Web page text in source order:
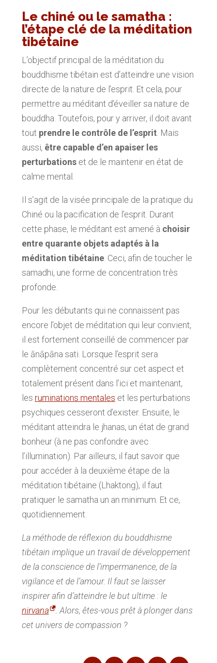
Le chiné ou le samatha :
l’étape clé de la méditation
tibétaine
L’objectif principal de la méditation du
bouddhisme tibétain est d’atteindre une vision
directe de la nature de l’esprit. Et cela, pour
permettre au méditant d’éveiller sa nature de
bouddha. Toutefois, pour y arriver, il doit avant
tout prendre le contrôle de l’esprit. Mais
aussi, être capable d’en apaiser les
perturbations et de le maintenir en état de
calme mental.
Il s’agit de la visée principale de la pratique du
Chiné ou la pacification de l’esprit. Durant
cette phase, le méditant est amené à choisir
entre quarante objets adaptés à la
méditation tibétaine. Ceci, afin de toucher le
samadhi, une forme de concentration très
profonde.
Pour les débutants qui ne connaissent pas
encore l’objet de méditation qui leur convient,
il est fortement conseillé de commencer par
le ānāpāna sati. Lorsque l’esprit sera
complètement concentré sur cet aspect et
totalement présent dans l’ici et maintenant,
les ruminations mentales et les perturbations
psychiques cesseront d’exister. Ensuite, le
méditant atteindra le jhanas, un état de grand
bonheur (à ne pas confondre avec
l’illumination). Par ailleurs, il faut savoir que
pour accéder à la deuxième étape de la
méditation tibétaine (Lhaktong), il faut
pratiquer le samatha un an minimum. Et ce,
quotidiennement.
La méthode de réflexion du bouddhisme
tibétain implique un travail de développement
de la conscience de l’impermanence, de la
vigilance et de l’amour. Il faut se laisser
inspirer afin d’atteindre le but ultime : le
nirvana
. Alors, êtes-vous prêt à plonger dans
cet univers de compassion ?